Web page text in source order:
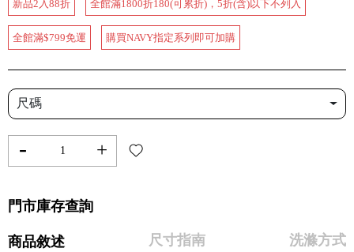
新品2入88折 全館滿1800折180(可累折)，5折(含)以下不列入
全館滿$799免運 購買NAVY指定系列即可加購
尺碼
- +
門市庫存查詢
商品敘述 尺寸指南 洗滌方式